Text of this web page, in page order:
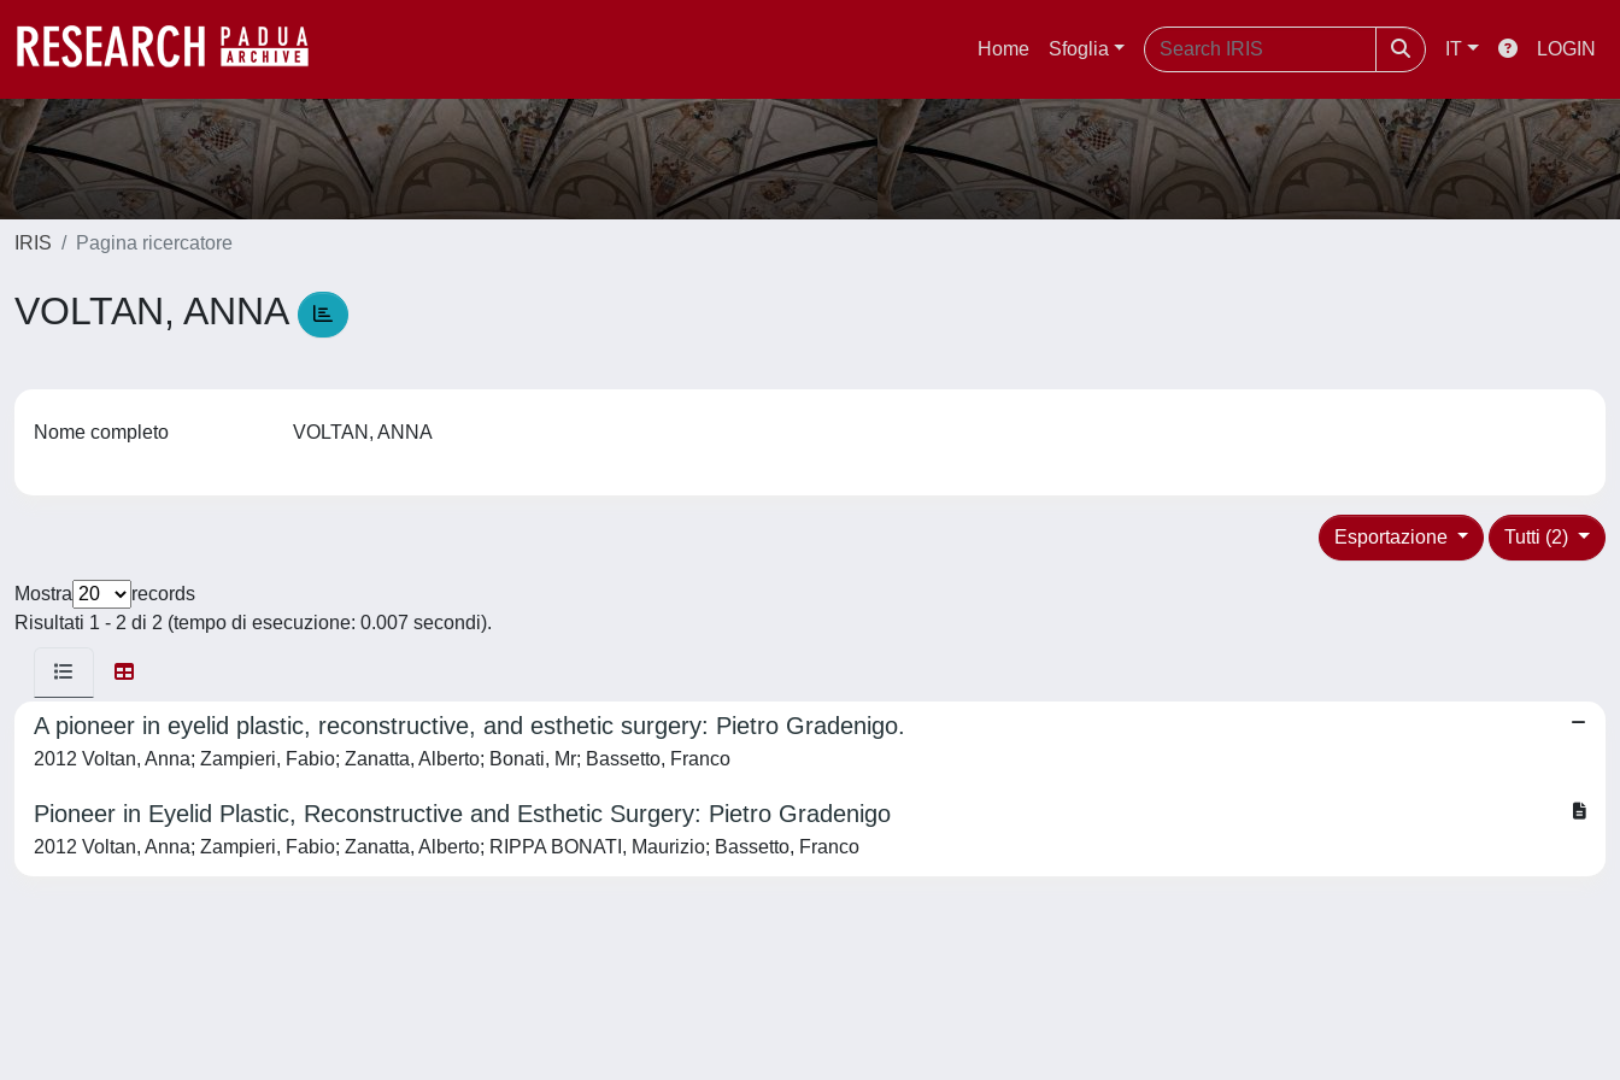
Home Sfoglia IT LOGIN
IRIS Pagina ricercatore
VOLTAN, ANNA
Nome completo VOLTAN, ANNA
Tutti (2)
Esportazione
Mostra
records
Risultati 1 - 2 di 2 (tempo di esecuzione: 0.007 secondi).
A pioneer in eyelid plastic, reconstructive, and esthetic surgery: Pietro Gradenigo.
2012 Voltan, Anna; Zampieri, Fabio; Zanatta, Alberto; Bonati, Mr; Bassetto, Franco
Pioneer in Eyelid Plastic, Reconstructive and Esthetic Surgery: Pietro Gradenigo
2012 Voltan, Anna; Zampieri, Fabio; Zanatta, Alberto; RIPPA BONATI, Maurizio; Bassetto, Franco